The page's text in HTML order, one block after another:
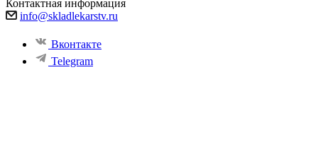
Контактная информация
info@skladlekarstv.ru
Вконтакте
Telegram